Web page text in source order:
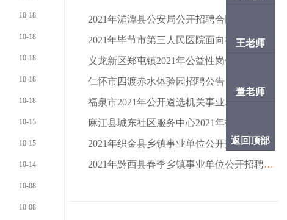
10-18
10-18
10-18
10-18
10-18
10-15
10-15
10-14
10-08
10-08
2021年毕节市第三人民医院面向社会公开招聘编外
2021年织金县乡镇事业单位公开招聘应征入伍大学
2021年黔西县春季乡镇事业单位公开招聘应征入伍
王老师
董老师
返回顶部